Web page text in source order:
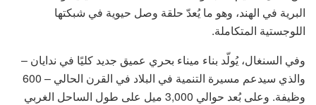
البرية في الهند، وهو ما يُعدّ حلقة وصل حيوية في شبكتها
اللوجستية المتكاملة.
وفي السنغال، يُولّد بناء ميناء بحري عميق جديد كليًا في ندايان –
والذي سيدعم مسيرة التنمية في البلاد في القرن الحالي – 600
وظيفة. وعلى بُعد حوالي 3,000 ميل على طول الساحل الغربي